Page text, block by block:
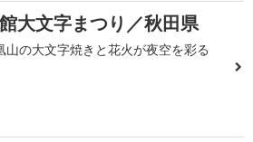
大文字まつり／秋田県
山の大文字焼きと花火が夜空を彩る